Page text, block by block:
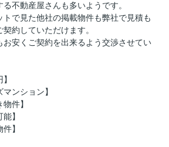
不動産屋さんも多いようです。
トで見た他社の掲載物件も弊社で見積も
契約していただけます。
お安くご契約を出来るよう交渉させてい
マンション】
件】
】
】